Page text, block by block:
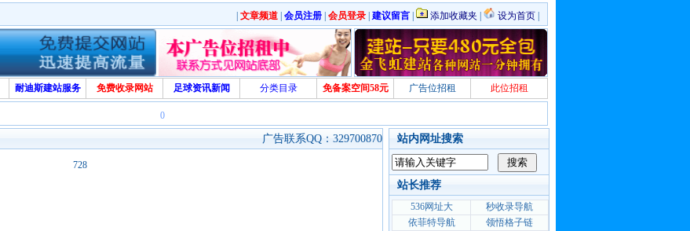
文章频道 会员注册 会员登录 建议留言 添加收藏夹 设为首页
耐迪斯建站服务 免费收录网站 足球资讯新闻 分类目录 免备案空间58元 广告位招租 此位招租
0
站内网址搜索
站长推荐
广告联系QQ：329700870
728